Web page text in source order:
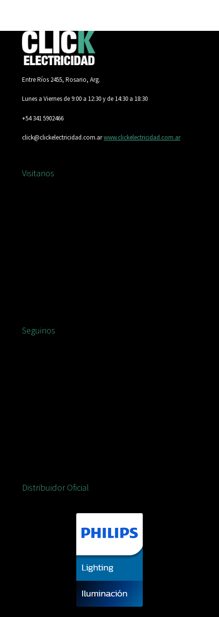
Entre Ríos 2455, Rosario, Arg.
Lunes a Viernes de 9:00 a 12:30 y de 14:30 a 18:30
+54 341 5902466
click@clickelectricidad.com.arwww.clickelectricidad.com.ar
Visitanos
Seguinos
Distribuidor Oficial